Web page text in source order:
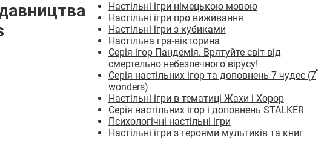
Настільні ігри німецькою мовою
Настільні ігри про виживання
Настільні ігри з кубиками
Настільна гра-вікторина
Серія ігор Пандемія. Врятуйте світ від
смертельно небезпечного вірусу!
Серія настільних ігор та доповнень 7 чудес (7
wonders)
Настільні ігри в тематиці Жахи і Хорор
Серія настільних ігор і доповнень STALKER
Психологічні настільні ігри
Настільні ігри з героями мультиків та книг